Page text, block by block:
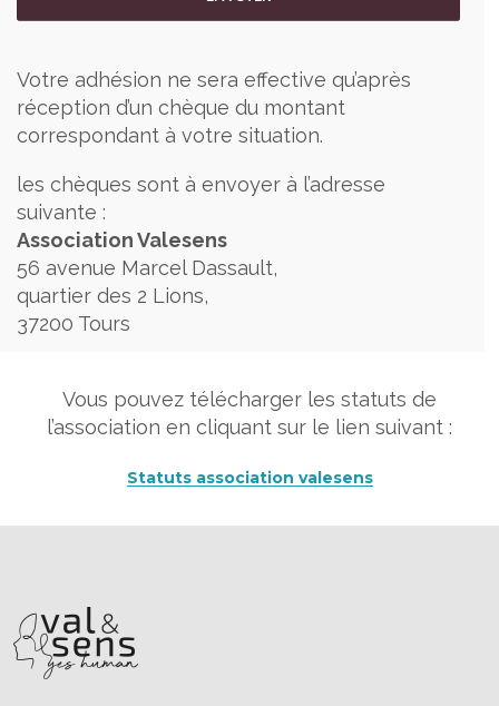
Votre adhésion ne sera effective qu’après
réception d’un chèque du montant
correspondant à votre situation.
les chèques sont à envoyer à l’adresse
suivante :
Association Valesens
56 avenue Marcel Dassault,
quartier des 2 Lions,
37200 Tours
Vous pouvez télécharger les statuts de
l’association en cliquant sur le lien suivant :
Statuts association valesens